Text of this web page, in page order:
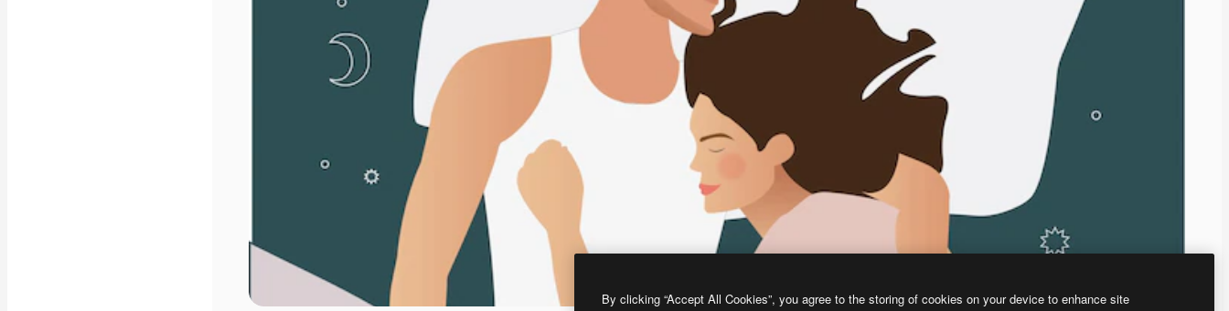
By clicking “Accept All Cookies”, you agree to the storing of cookies on your device to enhance site